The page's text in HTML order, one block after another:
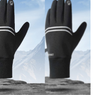
produk ini:
Screen Winter Waterproof